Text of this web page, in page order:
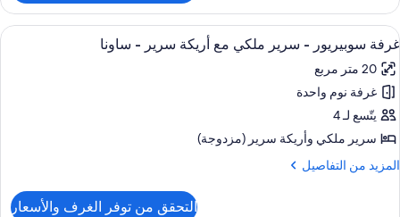
غرفة
سوبريور
لفردين
بشرفة
استعراض
جميع
صور
غرفة
سوبيريور
-
سرير
ملكي
ميني بار وخزنة داخل الغرفة ومكتب
6
غرفة سوبيريور - سرير ملكي مع أريكة سرير - ساونا
20 متر مربع
غرفة نوم واحدة
يتّسع لـ 4
سرير ملكي‫‬ وأريكة سرير (مزدوجة)
المزيد من التفاصيل
المزيد
التحقق من توفر الغرف والأسعار